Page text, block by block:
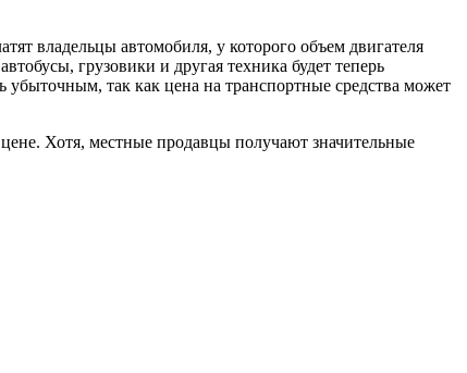
владельцы автомобиля, у которого объем двигателя
грузовики и другая техника будет теперь
убыточным, так как цена на транспортные средства может
Хотя, местные продавцы получают значительные